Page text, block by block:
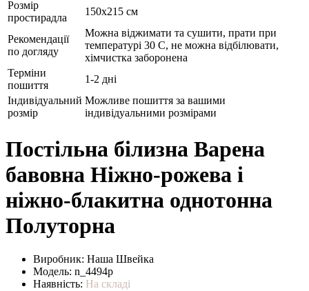
Розмір
простирадла
150х215 см
Рекомендації
по догляду
Можна віджимати та сушити, прати при
температурі 30 С, не можна відбілювати,
хімчистка заборонена
Терміни
пошиття
1-2 дні
Індивідуальний
розмір
Можливе пошиття за вашими
індивідуальними розмірами
Постільна білизна Варена
бавовна Ніжно-рожева і
ніжно-блакитна однотонна
Полуторна
Виробник: Наша Швейка
Модель: n_4494p
Наявність: На складі